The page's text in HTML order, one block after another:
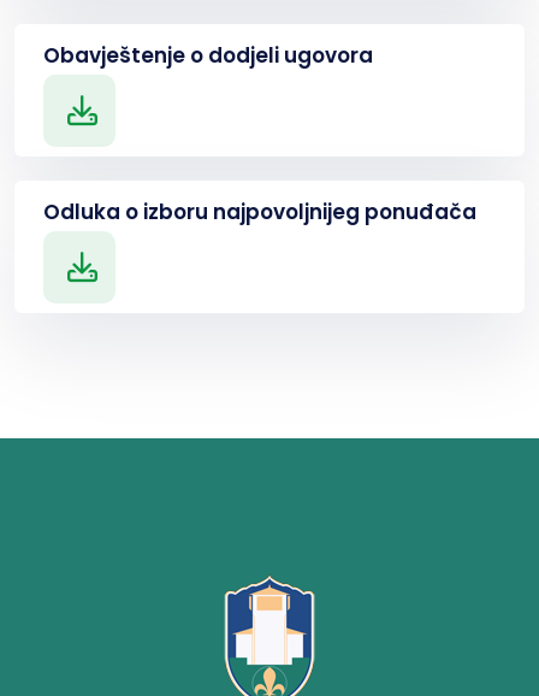
Obavještenje o dodjeli ugovora
Odluka o izboru najpovoljnijeg ponuđača